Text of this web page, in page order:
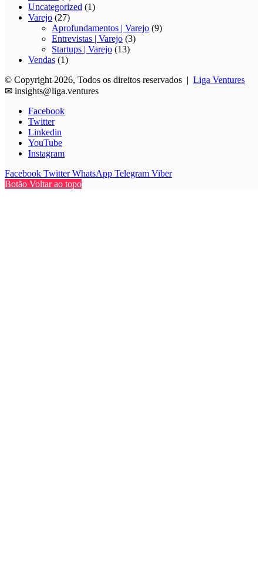
Uncategorized (1)
Varejo (27)
Aprofundamentos | Varejo (9)
Entrevistas | Varejo (3)
Startups | Varejo (13)
Vendas (1)
© Copyright 2026, Todos os direitos reservados | Liga Ventures
✉ insights@liga.ventures
Facebook
Twitter
Linkedin
YouTube
Instagram
Facebook Twitter WhatsApp Telegram Viber
Botão Voltar ao topo